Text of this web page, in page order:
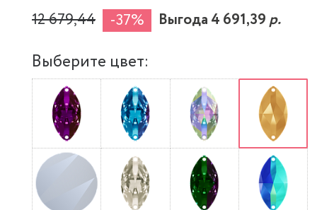
12 679,44 -37% Выгода 4 691,39р.
Выберите цвет: